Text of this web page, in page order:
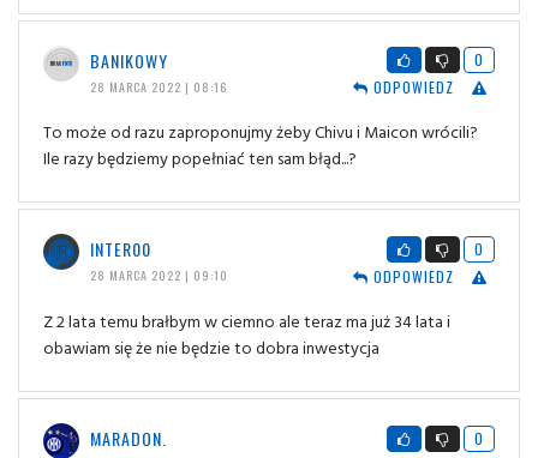
BANIKOWY
28 MARCA 2022 | 08:16
0
ODPOWIEDZ
To może od razu zaproponujmy żeby Chivu i Maicon wrócili?
Ile razy będziemy popełniać ten sam błąd...?
INTER00
28 MARCA 2022 | 09:10
0
ODPOWIEDZ
Z 2 lata temu brałbym w ciemno ale teraz ma już 34 lata i
obawiam się że nie będzie to dobra inwestycja
MARADON.
0